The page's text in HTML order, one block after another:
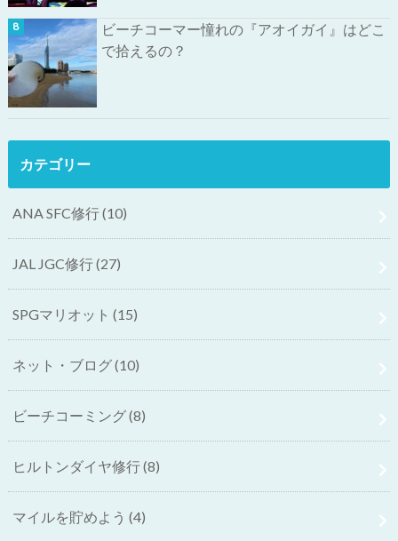
ビーチコーマー憧れの『アオイガイ』はどこ
で拾えるの？
カテゴリー
ANA SFC修行(10)
JAL JGC修行(27)
SPGマリオット (15)
ネット・ブログ(10)
ビーチコーミング(8)
ヒルトンダイヤ修行(8)
マイルを貯めよう (4)